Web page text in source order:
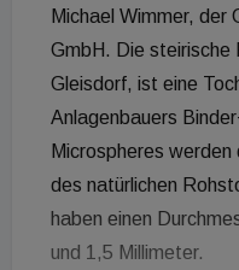
Michael Wimmer, der
GmbH. Die steirische
Gleisdorf, ist eine
Anlagenbauers
Microspheres
des natürlichen
haben einen
und 1,5 Millimeter.